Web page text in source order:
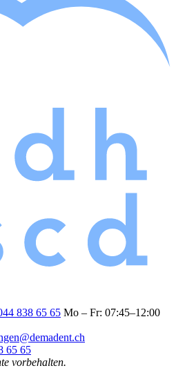
838 65 65 Mo – Fr: 07:45–12:00
65 65
vorbehalten.